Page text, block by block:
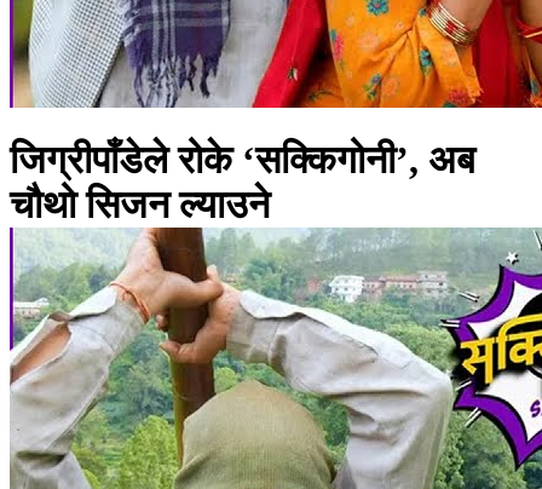
जिग्रीपाँडेले रोके ‘सक्किगोनी’, अब
चौथो सिजन ल्याउने